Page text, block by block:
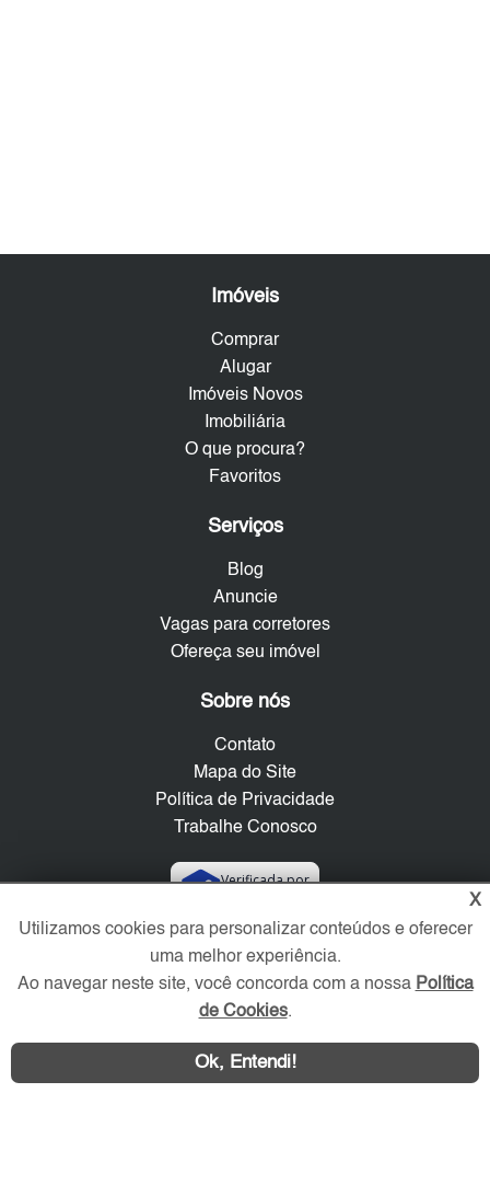
Imóveis
Comprar
Alugar
Imóveis Novos
Imobiliária
O que procura?
Favoritos
Serviços
Blog
Anuncie
Vagas para corretores
Ofereça seu imóvel
Sobre nós
Contato
Mapa do Site
Política de Privacidade
Trabalhe Conosco
Verificada por
Redes Sociais
X
Utilizamos cookies para personalizar conteúdos e oferecer
uma melhor experiência.
Ao navegar neste site, você concorda com a nossa Política
de Cookies.
Ok, Entendi!